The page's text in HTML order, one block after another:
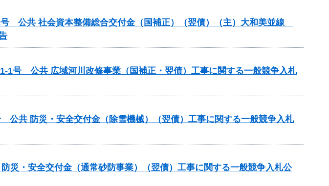
号 公共 社会資本整備総合交付金（国補正）（翌債）（主）大和美並線
1-1号 公共 広域河川改修事業（国補正・翌債）工事に関する一般競争入札
公共 防災・安全交付金（除雪機械）（翌債）工事に関する一般競争入札
災・安全交付金（通常砂防事業）（翌債）工事に関する一般競争入札公